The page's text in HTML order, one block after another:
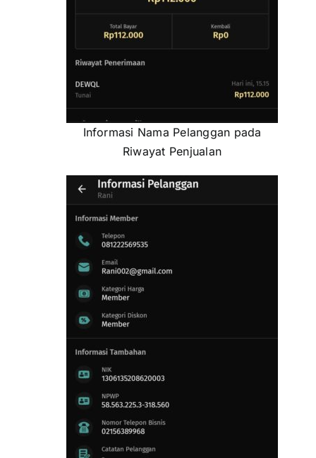
Informasi Nama Pelanggan pada
Riwayat Penjualan